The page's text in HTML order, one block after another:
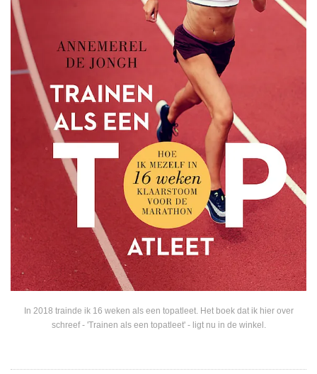
In 2018 trainde ik 16 weken als een topatleet. Het boek dat ik hier over
schreef - 'Trainen als een topatleet' - ligt nu in de winkel.